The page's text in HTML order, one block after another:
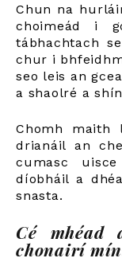
Chun na
choimeád i
tábhachtach
chur i
seo leis an
a shaolré a
Chomh maith
drianáil an
cumasc
díobháil a
snasta.
Cé mhéad
chonairí